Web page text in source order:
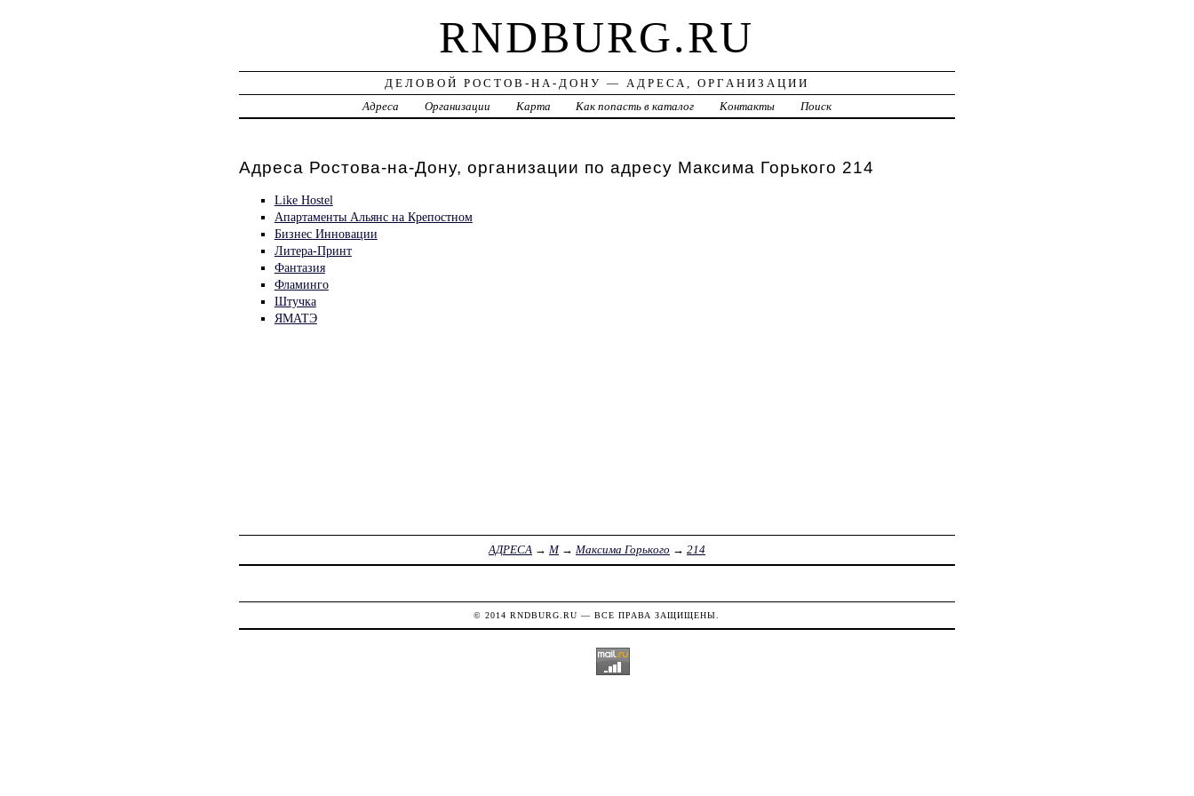
RNDBURG.RU
ДЕЛОВОЙ РОСТОВ-НА-ДОНУ — АДРЕСА, ОРГАНИЗАЦИИ
Адреса
Организации Карта Как попасть в каталог Контакты Поиск
Адреса Ростова-на-Дону, организации по адресу Максима Горького 214
Like Hostel
Апартаменты Альянс на Крепостном
Бизнес Инновации
Литера-Принт
Фантазия
Фламинго
Штучка
ЯМАТЭ
АДРЕСА→ М→ Максима Горького → 214
© 2014RNDBURG.RU — ВСЕ ПРАВА ЗАЩИЩЕНЫ.